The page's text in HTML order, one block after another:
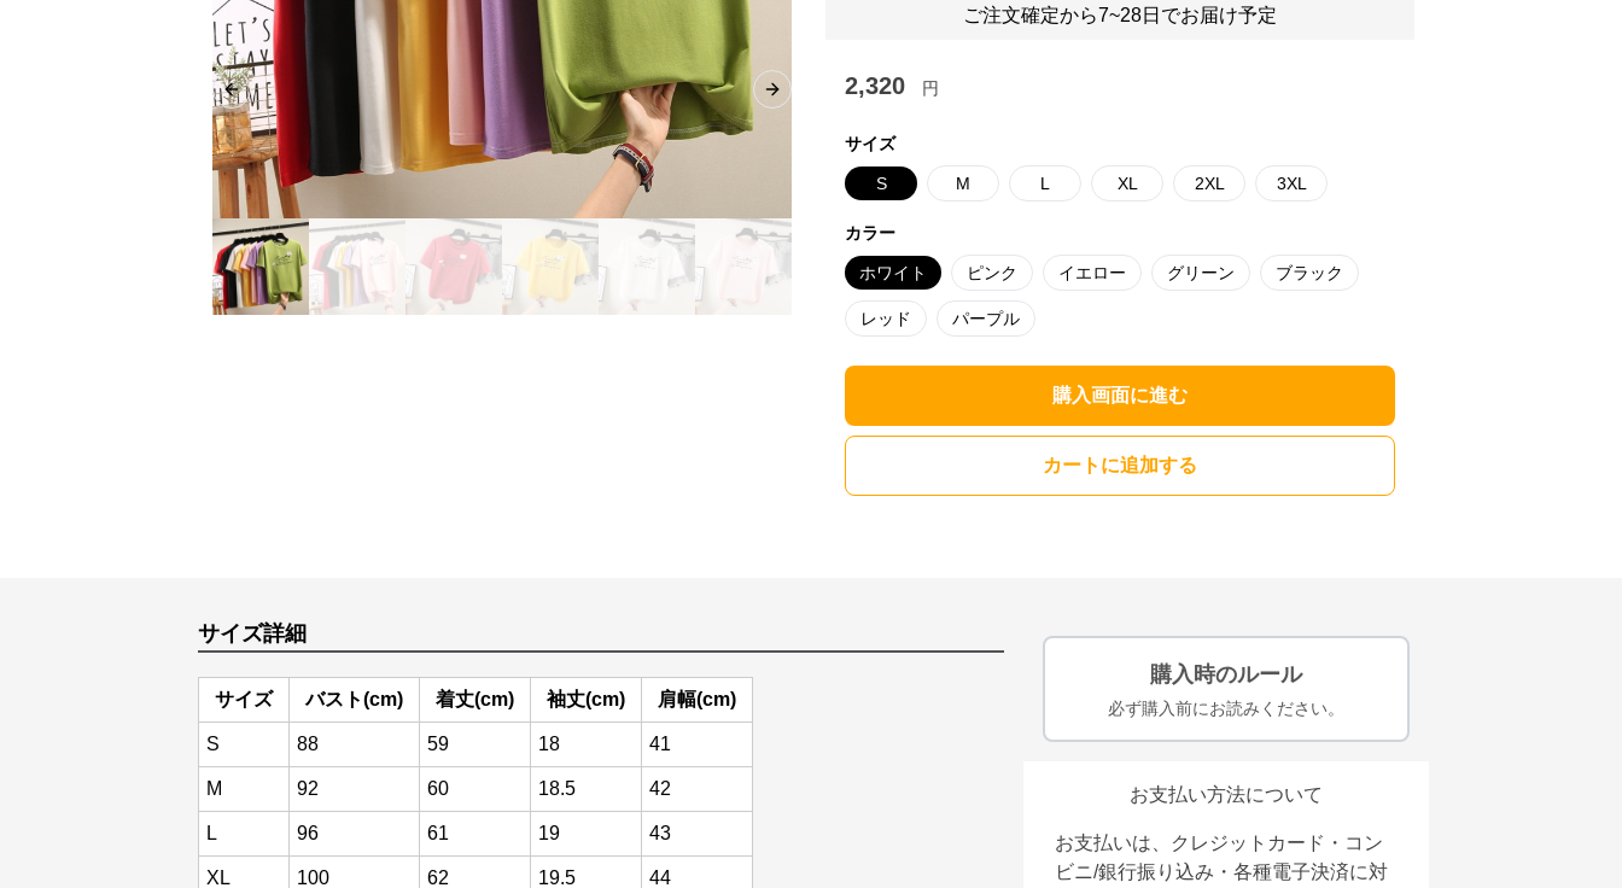
Previous slide Next slide
ご注文確定から7~28日でお届け予定
2,320 円
サイズ
S M L XL 2XL 3XL
カラー
ホワイト ピンク イエロー グリーン ブラック
レッド パープル
購入画面に進む
カートに追加する
サイズ詳細
サイズ バスト(cm) 着丈(cm) 袖丈(cm) 肩幅(cm)
S 88 59 18 41
M 92 60 18.5 42
L 96 61 19 43
XL 100 62 19.5 44
購入時のルール
必ず購入前にお読みください。
お支払い方法について
お支払いは、クレジットカード・コン
ビニ/銀行振り込み・各種電子決済に対